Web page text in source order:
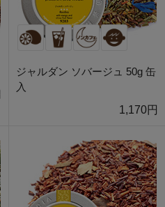
ジャルダン ソバージュ 50g 缶
入
1,170円